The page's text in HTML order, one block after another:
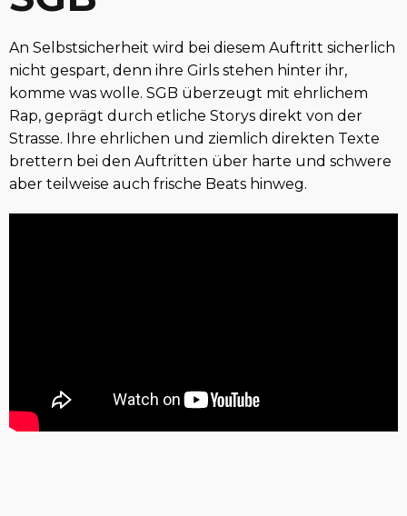
An Selbstsicherheit wird bei diesem Auftritt sicherlich
nicht gespart, denn ihre Girls stehen hinter ihr,
komme was wolle. SGB überzeugt mit ehrlichem
Rap, geprägt durch etliche Storys direkt von der
Strasse. Ihre ehrlichen und ziemlich direkten Texte
brettern bei den Auftritten über harte und schwere
aber teilweise auch frische Beats hinweg.